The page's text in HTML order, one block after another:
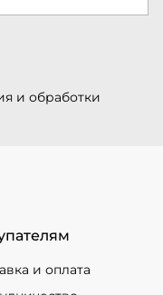
и обработки
и оплата